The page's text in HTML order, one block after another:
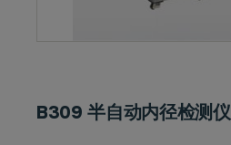
B309 半自动内径检测仪